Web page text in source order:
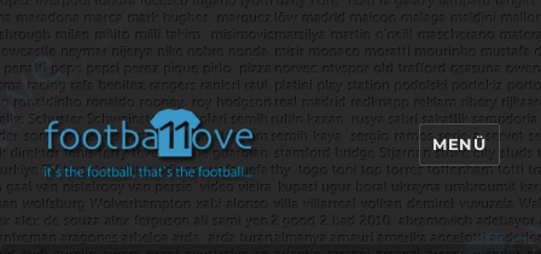
footbaLLove
MENÜ